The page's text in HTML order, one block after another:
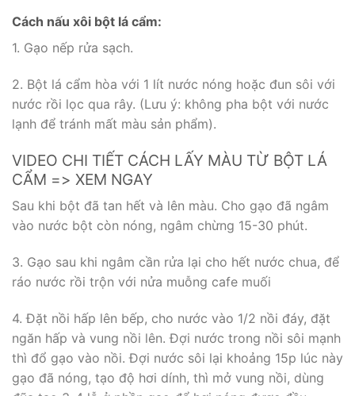
Cách nấu xôi bột lá cẩm:
1. Gạo nếp rửa sạch.
2. Bột lá cẩm hòa với 1 lít nước nóng hoặc đun sôi với
nước rồi lọc qua rây. (Lưu ý: không pha bột với nước
lạnh để tránh mất màu sản phẩm).
VIDEO CHI TIẾT CÁCH LẤY MÀU TỪ BỘT LÁ
CẨM => XEM NGAY
Sau khi bột đã tan hết và lên màu. Cho gạo đã ngâm
vào nước bột còn nóng, ngâm chừng 15-30 phút.
3. Gạo sau khi ngâm cần rửa lại cho hết nước chua, để
ráo nước rồi trộn với nửa muỗng cafe muối
4. Đặt nồi hấp lên bếp, cho nước vào 1/2 nồi đáy, đặt
ngăn hấp và vung nồi lên. Đợi nước trong nồi sôi mạnh
thì đổ gạo vào nồi. Đợi nước sôi lại khoảng 15p lúc này
gạo đã nóng, tạo độ hơi dính, thì mở vung nồi, dùng